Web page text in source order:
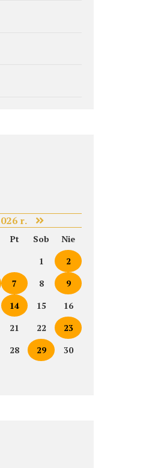
r.
Pt Sob
Nie
1
2
7 8
9
14 15
16
21 22
23
28 29
30